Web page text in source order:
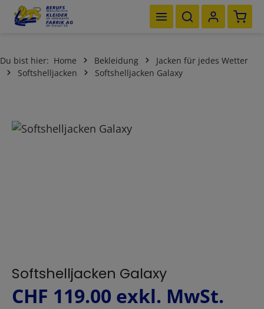
Zum Hauptinhalt springen
Du bist hier: Home Bekleidung
Jacken für jedes Wetter
Softshelljacken
Softshelljacken Galaxy
Bildergalerie überspringen
Softshelljacken Galaxy
CHF 119.00 exkl. MwSt.